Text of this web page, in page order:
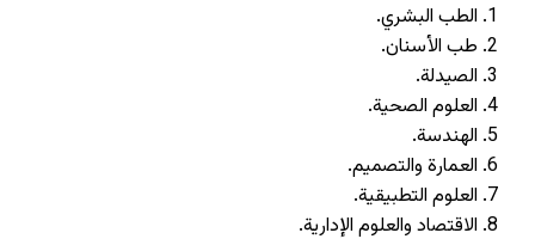
الطب البشري.
طب الأسنان.
الصيدلة.
العلوم الصحية.
الهندسة.
العمارة والتصميم.
العلوم التطبيقية.
الاقتصاد والعلوم الإدارية.